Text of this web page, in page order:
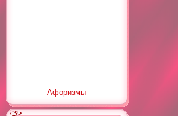
Афоризмы